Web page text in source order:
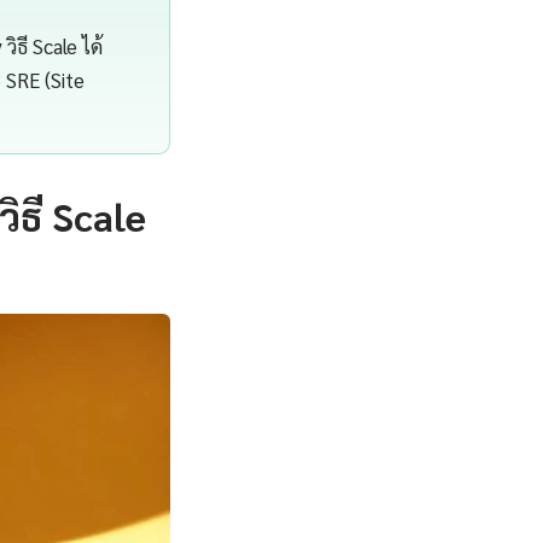
ธี Scale ได้
(Site
ธี Scale